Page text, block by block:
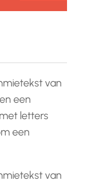
van
een
letters
een
van